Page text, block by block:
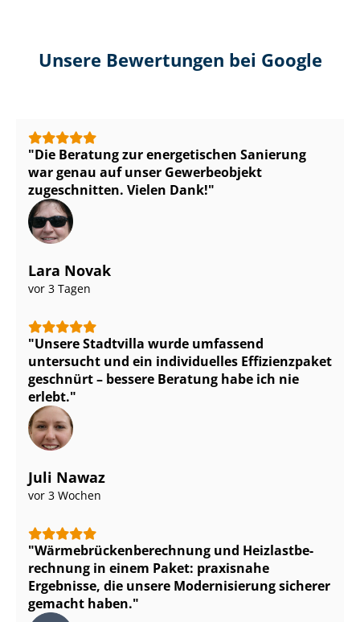
Unsere Bewertungen bei Google
Die Beratung zur energetischen Sanierung
war genau auf unser Gewerbeobjekt
zugeschnitten. Vielen Dank!
Lara Novak
vor 3 Tagen
Unsere Stadtvilla wurde umfassend
untersucht und ein individuelles Effizienzpaket
geschnürt – bessere Beratung habe ich nie
erlebt.
Juli Nawaz
vor 3 Wochen
Wär­me­brü­cken­be­rech­nung und Heiz­last­be­
rech­nung in einem Paket: praxisnahe
Ergebnisse, die unsere Modernisierung sicherer
gemacht haben.